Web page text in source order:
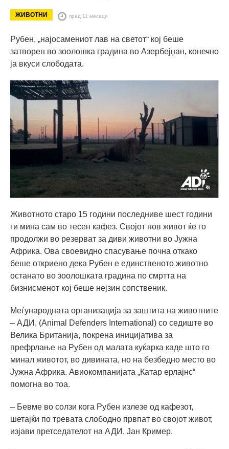
ЖИВОТНИ пред 11 месеци
Рубен, „најосамениот лав на светот“ кој беше
затворен во зоолошка градина во Азербејџан, конечно
ја вкуси слободата.
Животното старо 15 години последниве шест години
ги мина сам во тесен кафез. Својот нов живот ќе го
продолжи во резерват за диви животни во Јужна
Африка. Ова своевидно спасување почна откако
беше откриено дека Рубен е единственото животно
останато во зоолошката градина по смртта на
бизнисменот кој беше нејзин сопственик.
Меѓународната организација за заштита на животните
– АДИ, (Animal Defenders International) со седиште во
Велика Британија, покрена иницијатива за
префрлање на Рубен од малата куќарка каде што го
минал животот, во дивината, но на безбедно место во
Јужна Африка. Авиокомпанијата „Катар ерлајнс“
помогна во тоа.
– Бевме во солзи кога Рубен излезе од кафезот,
шетајќи по тревата слободно првпат во својот живот,
изјави претседателот на АДИ, Јан Кример.